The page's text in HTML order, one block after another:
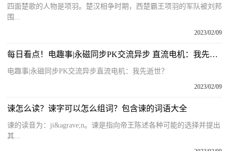
四面楚歌的人物是项羽。楚汉相争时期，西楚霸王项羽的军队被刘邦
围...
2023/02/09
每日看点！电趣事|永磁同步PK交流异步 直流电机：我先逝世？
电趣事|永磁同步PK交流异步直流电机：我先逝世？
2023/02/09
谏怎么读？谏字可以怎么组词？包含谏的词语大全
谏的读音为：ji&agrave;n。谏是指向帝王陈述各种可能的选择并提出
其...